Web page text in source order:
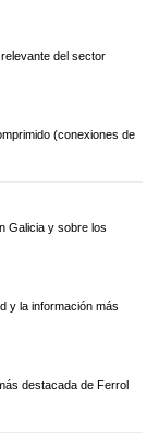
del sector
(conexiones de
Galicia y sobre los
y la información más
destacada de Ferrol